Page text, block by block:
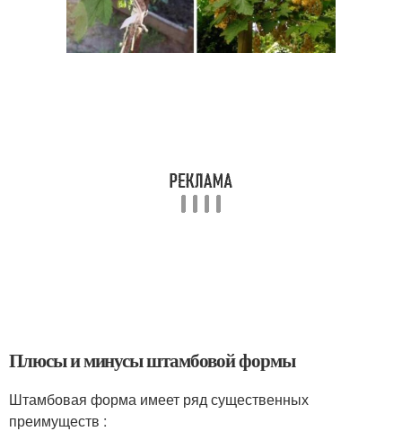
Плюсы и минусы штамбовой формы
Штамбовая форма имеет ряд существенных
преимуществ :